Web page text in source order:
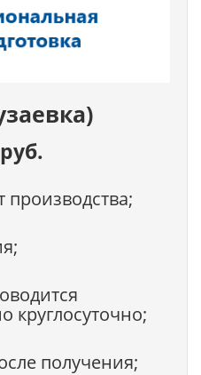
производства;
круглосуточно;
получения;